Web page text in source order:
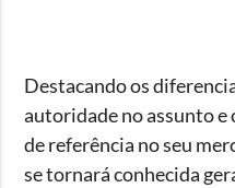
Destacando os
autoridade no assunto
de referência no seu
se tornará conhecida